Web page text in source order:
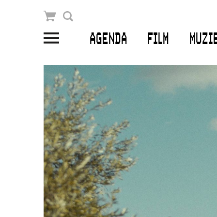
AGENDA FILM
Winkelmandje
PLAN JE BEZOEK
Openingstijden & contact
Bereikbaarheid
Kaartverkoop
EDUCATIE
Schoolvoorstellingen
Filmprogramma’s Primair Onderwijs